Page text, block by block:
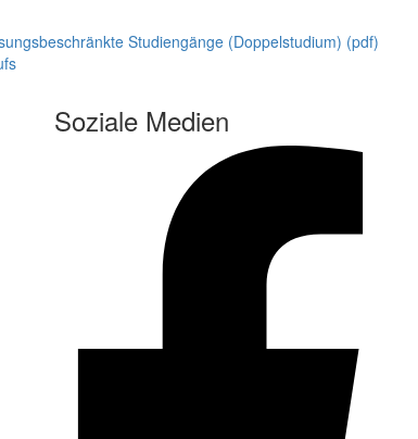
Studiengänge (Doppelstudium) (pdf)
Soziale Medien